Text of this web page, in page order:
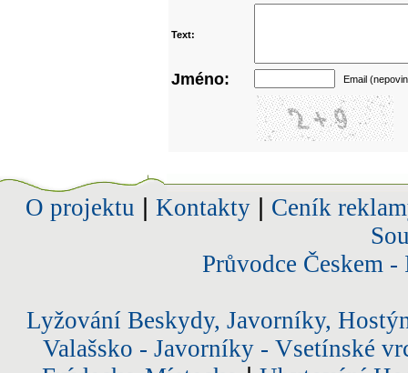
Text:
Jméno: Email
O projektu Kontakty| Ceník
Průvodce Českem
Lyžování Beskydy, Javorníky,
Valašsko - Javorníky - Vsetínské